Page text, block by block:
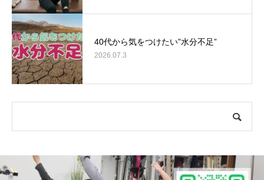
40代から気をつけたい”水分不足”
2026.07.3